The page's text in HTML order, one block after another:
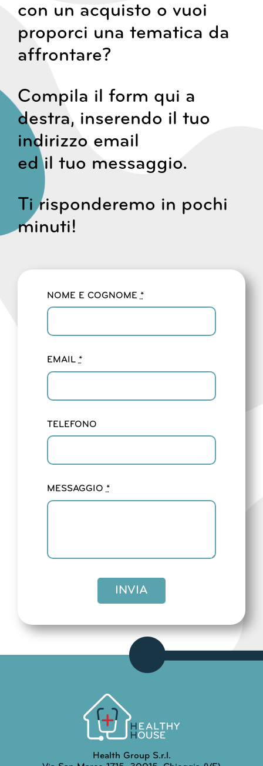
con un acquisto o vuoi
proporci una tematica da
affrontare?
Compila il form qui a
destra, inserendo il tuo
indirizzo email
ed il tuo messaggio.
Ti risponderemo in pochi
minuti!
NOME E COGNOME *
EMAIL*
TELEFONO
MESSAGGIO *
INVIA
Health Group S.r.l.